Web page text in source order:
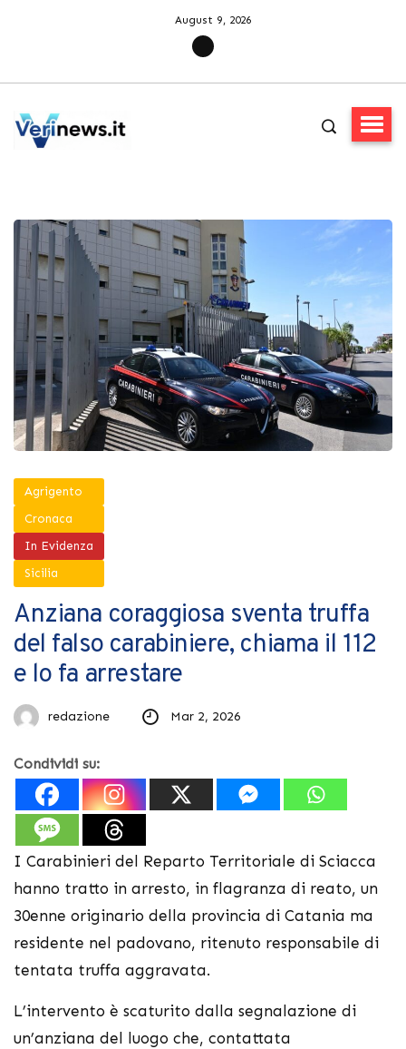
August 9, 2026
Agrigento
Cronaca
In Evidenza
Sicilia
Anziana coraggiosa sventa truffa
del falso carabiniere, chiama il 112
e lo fa arrestare
redazione Mar 2, 2026
Condividi su:
I Carabinieri del Reparto Territoriale di Sciacca
hanno tratto in arresto, in flagranza di reato, un
30enne originario della provincia di Catania ma
residente nel padovano, ritenuto responsabile di
tentata truffa aggravata.
L’intervento è scaturito dalla segnalazione di
un’anziana del luogo che, contattata